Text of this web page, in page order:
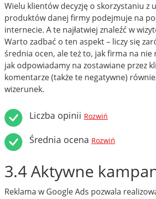
Wielu klientów decyzję o skorzystaniu z
produktów danej firmy podejmuje na
internecie. A te najłatwiej znaleźć w
Warto zadbać o ten aspekt – liczy się
średnia ocen, ale też to, jak firma na nie
jak odpowiadamy na zostawiane przez
komentarze (także te negatywne)
wizerunek.
Liczba opinii Rozwiń
Średnia ocena Rozwiń
3.4 Aktywne
Reklama w Google Ads pozwala